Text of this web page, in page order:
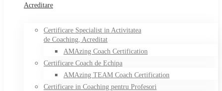
Acreditare
Certificare Specialist in Activitatea
de Coaching, Acreditat
AMAzing Coach Certification
Certificare Coach de Echipa
AMAzing TEAM Coach Certification
Certificare in Coaching pentru Profesori